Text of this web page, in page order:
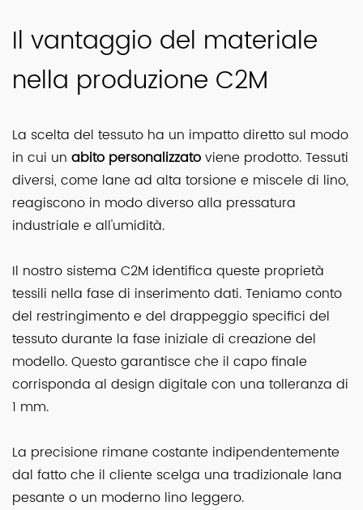
Il vantaggio del materiale
nella produzione C2M
La scelta del tessuto ha un impatto diretto sul modo
in cui un abito personalizzatoviene prodotto. Tessuti
diversi, come lane ad alta torsione e miscele di lino,
reagiscono in modo diverso alla pressatura
industriale e all'umidità.
Il nostro sistema C2M identifica queste proprietà
tessili nella fase di inserimento dati. Teniamo conto
del restringimento e del drappeggio specifici del
tessuto durante la fase iniziale di creazione del
modello. Questo garantisce che il capo finale
corrisponda al design digitale con una tolleranza di
1 mm.
La precisione rimane costante indipendentemente
dal fatto che il cliente scelga una tradizionale lana
pesante o un moderno lino leggero.